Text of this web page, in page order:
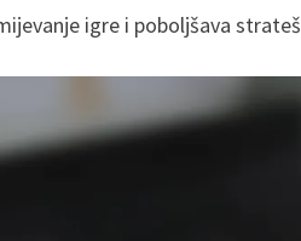
igre i poboljšava